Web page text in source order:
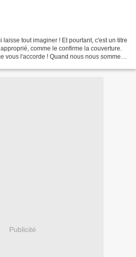
laisse tout imaginer ! Et pourtant, c'est un titre
comme le confirme la couverture.
vous l'accorde ! Quand nous nous sommes
Publicité